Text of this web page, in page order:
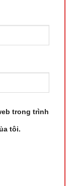
trong trình
tôi.